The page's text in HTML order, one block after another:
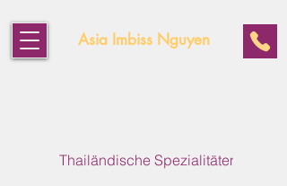
Asia Imbiss Nguyen
Thailändische Spezialitäten